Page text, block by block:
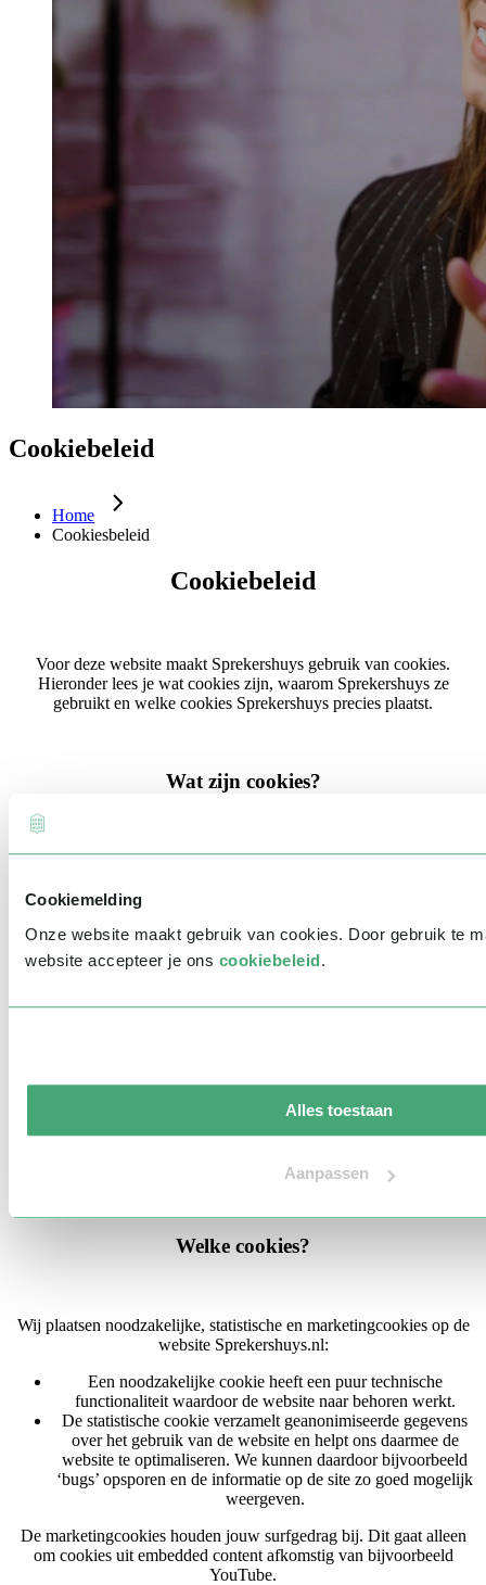
Cookiemelding
Onze website maakt gebruik van cookies. Door gebruik te
website accepteer je ons cookiebeleid.
Alles toestaan
Aanpassen
Samenwerken
Toekomst van werk
Cookiebeleid
Home
Cookiesbeleid
Cookiebeleid
Voor deze website maakt Sprekershuys gebruik van cookies.
Hieronder lees je wat cookies zijn, waarom Sprekershuys ze
gebruikt en welke cookies Sprekershuys precies plaatst.
Wat zijn cookies?
Een cookie is een klein stukje informatie dat een website kan
cookies zorgen ervoor dat de website naar behoren werkt en dat
cookies worden ook gebruikt om de website goed te laten werken
en deze te kunnen optimaliseren. Cookies kunnen ook worden
cookies blijven in de browser (permanente cookies). Met cookies
kun je bijvoorbeeld je apparaat identificeren aan de hand van een
Welke cookies?
Wij plaatsen noodzakelijke, statistische en marketingcookies op de
website Sprekershuys.nl:
Een noodzakelijke cookie heeft een puur technische
functionaliteit waardoor de website naar behoren werkt.
De statistische cookie verzamelt geanonimiseerde gegevens
over het gebruik van de website en helpt ons daarmee de
website te optimaliseren. We kunnen daardoor bijvoorbeeld
‘bugs’ opsporen en de informatie op de site zo goed mogelijk
weergeven.
De marketingcookies houden jouw surfgedrag bij. Dit gaat alleen
om cookies uit embedded content afkomstig van bijvoorbeeld
YouTube.